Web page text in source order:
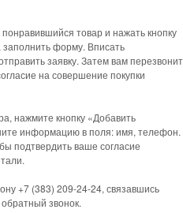
товар и нажать кнопку
форму. Вписать
заявку. Затем вам перезвонит
на совершение покупки
нажмите кнопку «Добавить
информацию в поля: имя, телефон.
подтвердить ваше согласие
+7 (383) 209-24-24, связавшись
звонок.